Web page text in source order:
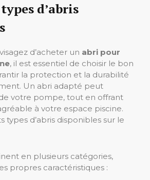
d’abris
d’acheter un abri pour
, il est essentiel de choisir le bon
la protection et la durabilité
Un abri adapté peut
votre pompe, tout en offrant
à votre espace piscine.
types d’abris disponibles sur le
en plusieurs catégories,
propres caractéristiques :